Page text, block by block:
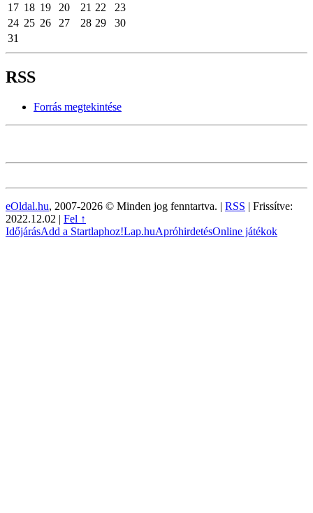
17 18 19 20 21 22
23
24 25 26 27 28 29
30
31
RSS
Forrás megtekintése
eOldal.hu, 2007-2026 © Minden jog fenntartva. | RSS | Frissítve:
2022.12.02 | Fel ↑
IdőjárásAdd a Startlaphoz!Lap.huApróhirdetésOnline játékok